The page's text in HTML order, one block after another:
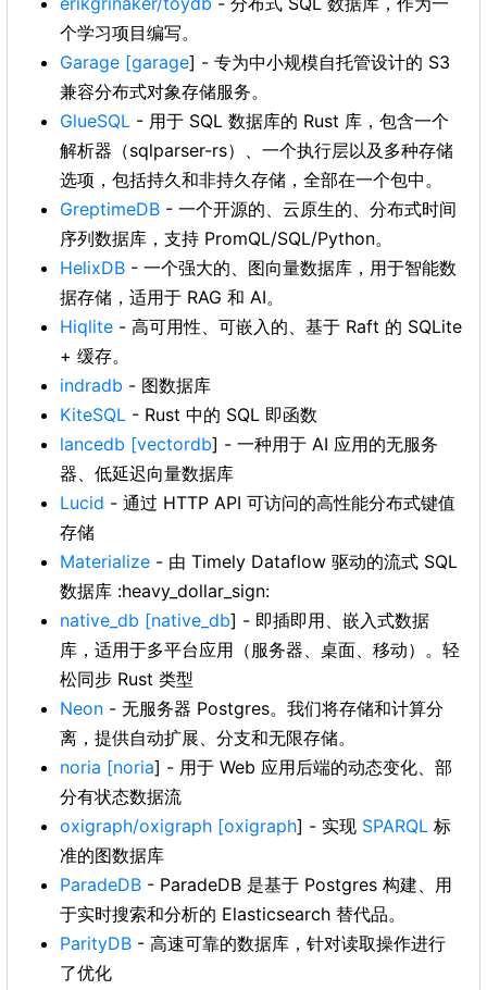
个学习项目编写。
Garage [garage] - 专为中小规模自托管设计的 S3
兼容分布式对象存储服务。
GlueSQL - 用于 SQL 数据库的 Rust 库，包含一个
解析器（sqlparser-rs）、一个执行层以及多种存储
选项，包括持久和非持久存储，全部在一个包中。
GreptimeDB - 一个开源的、云原生的、分布式时间
序列数据库，支持 PromQL/SQL/Python。
HelixDB - 一个强大的、图向量数据库，用于智能数
据存储，适用于 RAG 和 AI。
Hiqlite - 高可用性、可嵌入的、基于 Raft 的 SQLite
+ 缓存。
indradb - 图数据库
KiteSQL - Rust 中的 SQL 即函数
lancedb [vectordb] - 一种用于 AI 应用的无服务
器、低延迟向量数据库
Lucid - 通过 HTTP API 可访问的高性能分布式键值
存储
Materialize - 由 Timely Dataflow 驱动的流式 SQL
数据库 :heavy_dollar_sign:
native_db [native_db] - 即插即用、嵌入式数据
库，适用于多平台应用（服务器、桌面、移动）。轻
松同步 Rust 类型
Neon - 无服务器 Postgres。我们将存储和计算分
离，提供自动扩展、分支和无限存储。
noria [noria] - 用于 Web 应用后端的动态变化、部
分有状态数据流
oxigraph/oxigraph [oxigraph] - 实现 SPARQL 标
准的图数据库
ParadeDB - ParadeDB 是基于 Postgres 构建、用
于实时搜索和分析的 Elasticsearch 替代品。
ParityDB - 高速可靠的数据库，针对读取操作进行
了优化